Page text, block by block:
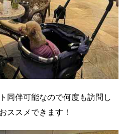
同伴可能なので何度も訪問し
ススメできます！